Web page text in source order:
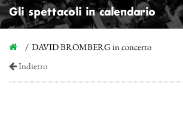
Gli spettacoli in calendario
DAVID BROMBERG in concerto
Indietro